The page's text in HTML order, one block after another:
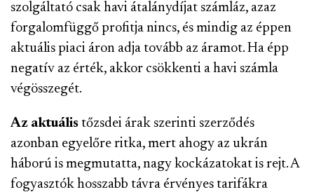
szolgáltató csak havi átalánydíjat számláz, azaz
forgalomfüggő profitja nincs, és mindig az éppen
aktuális piaci áron adja tovább az áramot. Ha épp
negatív az érték, akkor csökkenti a havi számla
végösszegét.
Az aktuális tőzsdei árak szerinti szerződés
azonban egyelőre ritka, mert ahogy az ukrán
háború is megmutatta, nagy kockázatokat is rejt. A
fogyasztók hosszabb távra érvényes tarifákra